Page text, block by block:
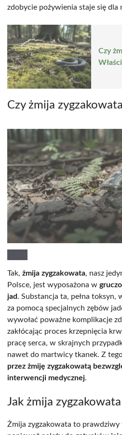
zdobycie pożywienia staje się
Czy
Czy żmija
Tak, żmija zygzakowata, nasz
Polsce, jest wyposażona w
jad. Substancja ta, pełna toksyn,
za pomocą specjalnych zębów
wywołać poważne komplikacje
zakłócając proces krzepnięcia
pracę serca, w skrajnych
nawet do martwicy tkanek. Z
przez żmiję zygzakowatą
interwencji medycznej.
Jak żmija
Żmija zygzakowata to prawdziwy